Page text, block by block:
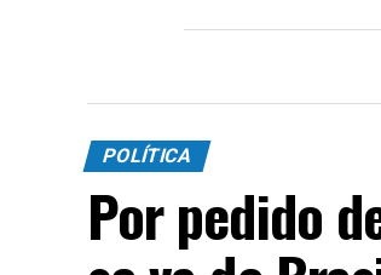
POLÍTICA
Por pedido